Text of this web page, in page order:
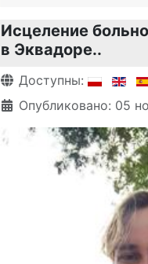
Исцеление
в Эквадоре..
Информация о
Доступны:
Опубликовано: 05